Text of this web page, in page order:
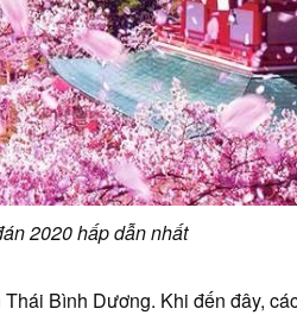
2020 hấp dẫn nhất
Bình Dương. Khi đến đây,